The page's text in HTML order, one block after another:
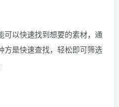
可以快速找到想要的素材，通
方是快速查找，轻松即可筛选